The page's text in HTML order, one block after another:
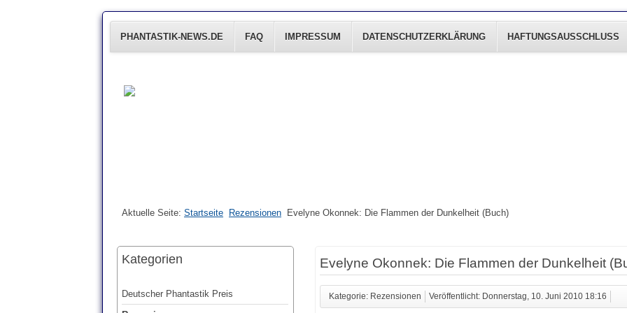
PHANTASTIK-NEWS.DE FAQ IMPRESSUM DATENSCHUTZERKLÄRUNG HAFTUNGSAUSSCHLUSS
Aktuelle Seite: Startseite Rezensionen Evelyne Okonnek: Die Flammen der Dunkelheit (Buch)
Kategorien
Deutscher Phantastik Preis
Evelyne Okonnek: Die Flammen der Dunkelheit
Kategorie: Rezensionen Veröffentlicht: Donnerstag, 10. Juni 2010 18:16